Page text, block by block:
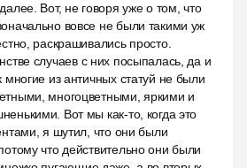
Вот, не говоря уже о том, что
вовсе не были такими уж
раскрашивались просто.
случаев с них посыпалась, да и
многие из античных статуй не были
многоцветными, яркими и
Вот мы как-то, когда это
я шутил, что они были
что действительно они были